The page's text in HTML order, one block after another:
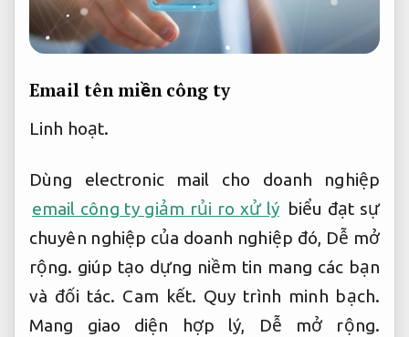
Email tên miền công ty
Linh hoạt.
Dùng electronic mail cho doanh nghiệp
email công ty giảm rủi ro xử lý biểu đạt sự
chuyên nghiệp của doanh nghiệp đó, Dễ mở
rộng. giúp tạo dựng niềm tin mang các bạn
và đối tác. Cam kết. Quy trình minh bạch.
Mang giao diện hợp lý,
Dễ mở rộng.